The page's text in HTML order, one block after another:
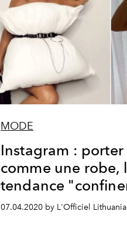
MODE
Instagram :
comme une robe,
tendance
07.04.2020 by L'Officiel Lithuania